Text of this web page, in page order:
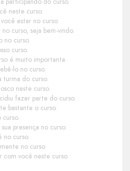
neste curso.
estar no curso.
curso, seja bem-vindo.
no curso.
curso.
é muito importante.
lo no curso.
turma do curso.
neste curso.
fazer parte do curso.
bastante o curso.
presença no curso.
no curso.
no curso.
com você neste curso.